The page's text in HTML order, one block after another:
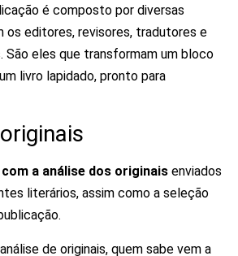
é composto por diversas
os editores, revisores, tradutores e
São eles que transformam um bloco
livro lapidado, pronto para
a análise dos originais enviados
literários, assim como a seleção
de originais, quem sabe vem a